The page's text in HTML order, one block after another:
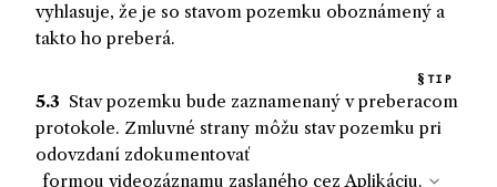
vyhlasuje, že je so stavom pozemku oboznámený a
takto ho preberá.
TIP
5.3 Stav pozemku bude zaznamenaný v preberacom
protokole. Zmluvné strany môžu stav pozemku pri
odovzdaní zdokumentovať